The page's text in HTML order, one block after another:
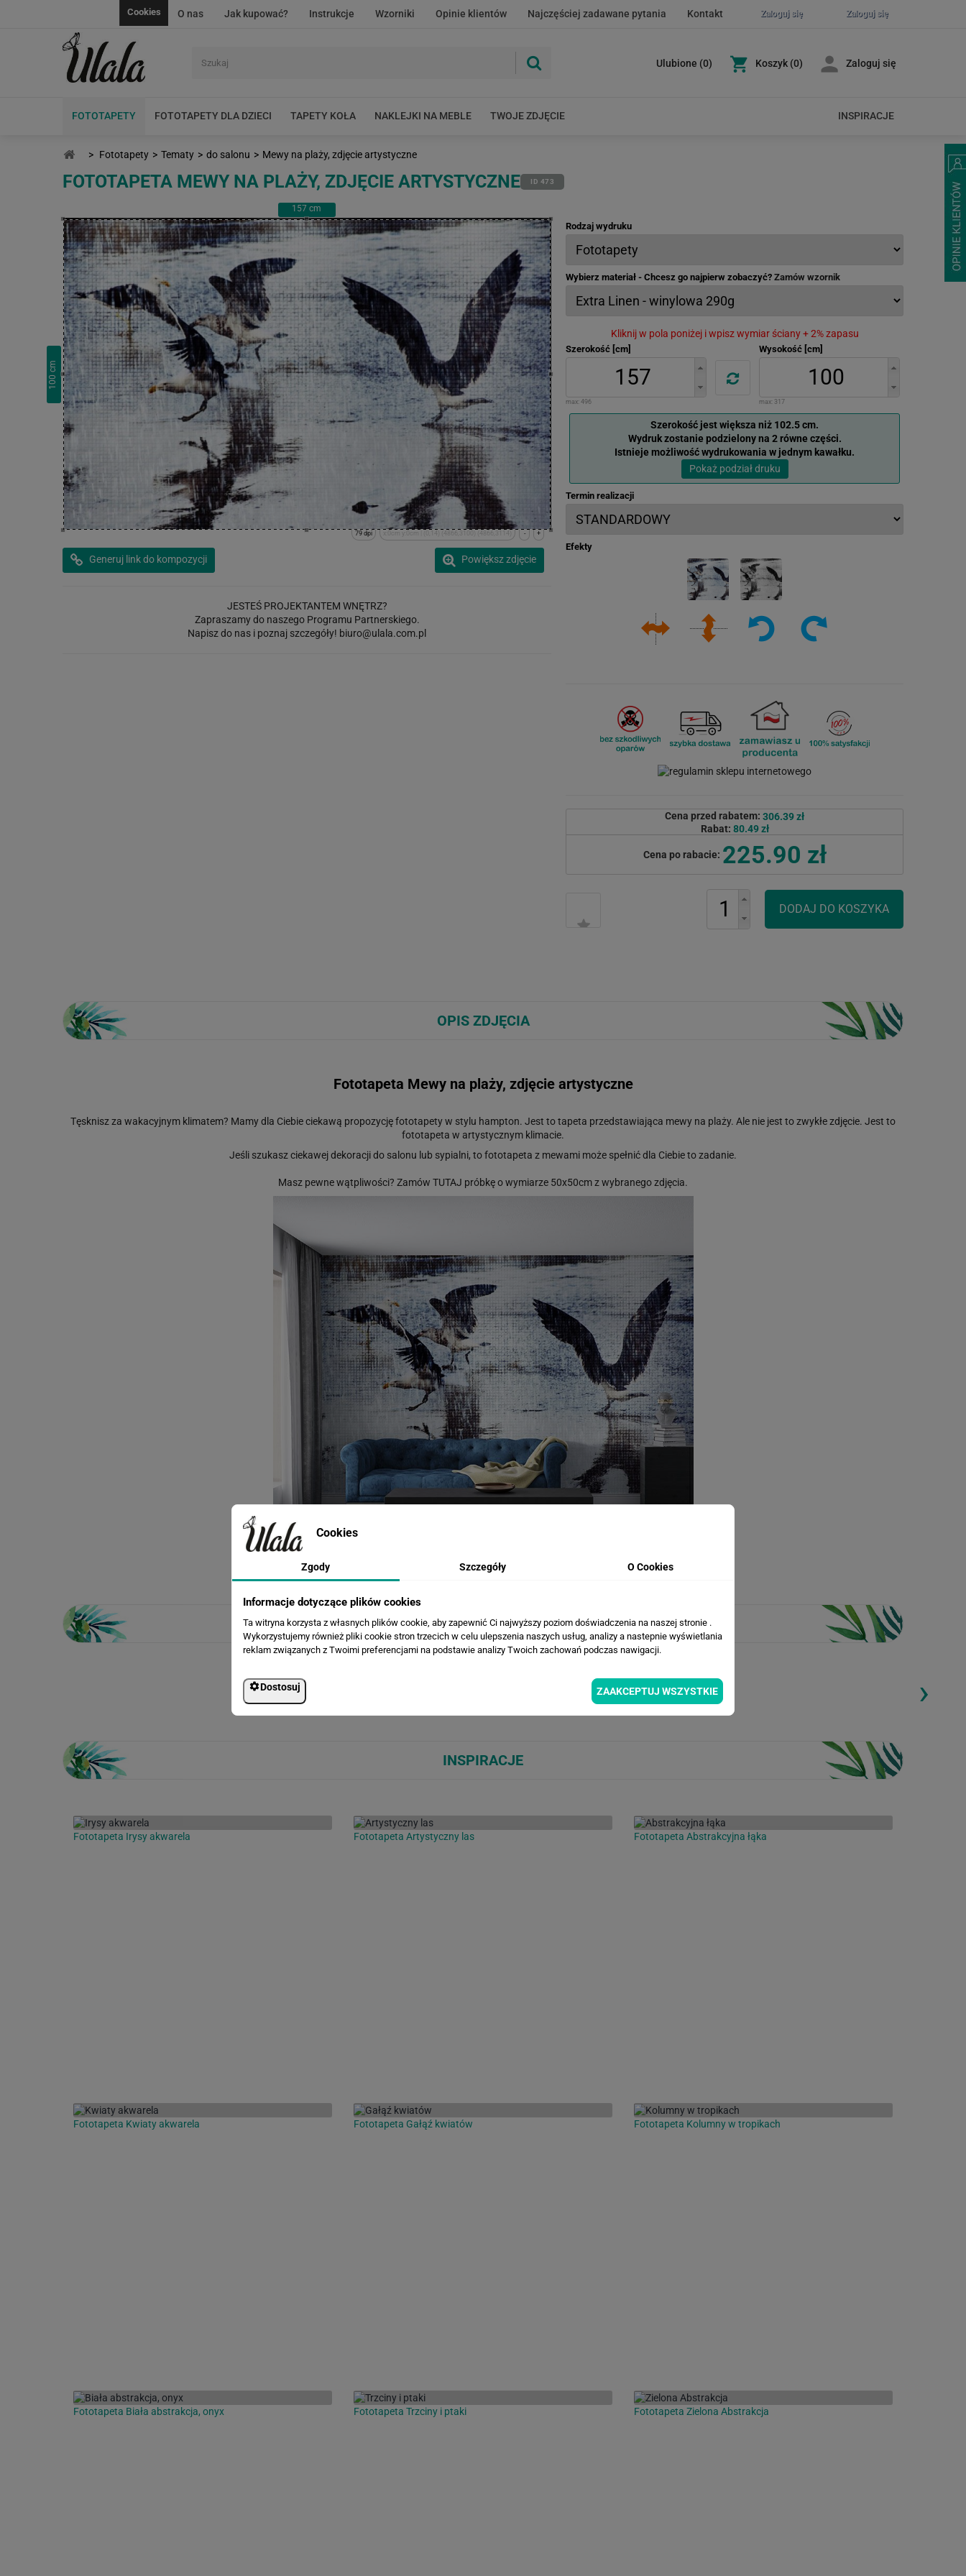
Zaloguj się
Zaloguj się
O nas Jak kupować? Instrukcje Wzorniki Opinie klientów Najczęściej zadawane pytania Kontakt
Cookies
Ulubione (0) Koszyk (0) Zaloguj się
FOTOTAPETY FOTOTAPETY DLA DZIECI TAPETY KOŁA NAKLEJKI NA MEBLE TWOJE ZDJĘCIE INSPIRACJE
> Fototapety > Tematy > do salonu > Mewy na plaży, zdjęcie artystyczne
FOTOTAPETA MEWY NA PLAŻY, ZDJĘCIE ARTYSTYCZNE ID 473
157 cm
100
cm
+
-
x:0cm y:0cm | (0,14) (4866,3100) (4866,3114)
79 dpi
Powiększ zdjęcie
Generuj link do kompozycji
JESTEŚ PROJEKTANTEM WNĘTRZ?
Zapraszamy do naszego Programu Partnerskiego.
Napisz do nas i poznaj szczegóły! biuro@ulala.com.pl
Rodzaj wydruku
Wybierz materiał - Chcesz go najpierw zobaczyć? Zamów wzornik
Kliknij w pola poniżej i wpisz wymiar ściany + 2% zapasu
Szerokość [cm]
max: 496
Wysokość [cm]
max: 317
Szerokość jest większa niż 102.5 cm.
Wydruk zostanie podzielony na 2 równe części.
Istnieje możliwość wydrukowania w jednym kawałku.
Pokaż podział druku
Termin realizacji
Efekty
Cena przed rabatem: 306.39 zł
Rabat: 80.49 zł
Cena po rabacie: 225.90 zł
OPIS ZDJĘCIA
Fototapeta Mewy na plaży, zdjęcie artystyczne
Tęsknisz za wakacyjnym klimatem? Mamy dla Ciebie ciekawą propozycję fototapety w stylu hampton. Jest to tapeta przedstawiająca mewy na plaży. Ale nie jest to zwykłe zdjęcie. Jest to
fototapeta w artystycznym klimacie.
Jeśli szukasz ciekawej dekoracji do salonu lub sypialni, to fototapeta z mewami może spełnić dla Ciebie to zadanie.
Masz pewne wątpliwości? Zamów TUTAJ próbkę o wymiarze 50x50cm z wybranego zdjęcia.
WIZUALIZACJE PRODUKTU
Loading... Loading...
›
INSPIRACJE
Fototapeta Irysy akwarela Fototapeta Artystyczny las Fototapeta Abstrakcyjna łąka
Fototapeta Kwiaty akwarela Fototapeta Gałąź kwiatów Fototapeta Kolumny w tropikach
Fototapeta Biała abstrakcja, onyx Fototapeta Trzciny i ptaki Fototapeta Zielona Abstrakcja
Cookies
Zgody Szczegóły O Cookies
Informacje dotyczące plików cookies
Ta witryna korzysta z własnych plików cookie, aby zapewnić Ci najwyższy poziom doświadczenia na naszej stronie .
Wykorzystujemy również pliki cookie stron trzecich w celu ulepszenia naszych usług, analizy a nastepnie wyświetlania
reklam związanych z Twoimi preferencjami na podstawie analizy Twoich zachowań podczas nawigacji.
Dostosuj ZAAKCEPTUJ WSZYSTKIE